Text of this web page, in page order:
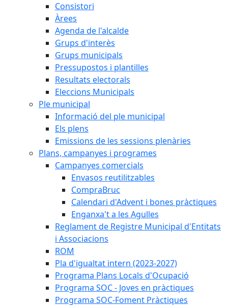
Consistori
Àrees
Agenda de l'alcalde
Grups d'interès
Grups municipals
Pressupostos i plantilles
Resultats electorals
Eleccions Municipals
Ple municipal
Informació del ple municipal
Els plens
Emissions de les sessions plenàries
Plans, campanyes i programes
Campanyes comercials
Envasos reutilitzables
CompraBruc
Calendari d'Advent i bones pràctiques
Enganxa't a les Agulles
Reglament de Registre Municipal d'Entitats
i Associacions
ROM
Pla d'igualtat intern (2023-2027)
Programa Plans Locals d'Ocupació
Programa SOC - Joves en pràctiques
Programa SOC-Foment Pràctiques